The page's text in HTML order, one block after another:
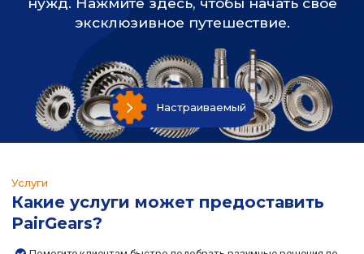
эксклюзивное путешествие.
Настраиваемый
Услуги
Какие услуги может предоставить
PairGears?